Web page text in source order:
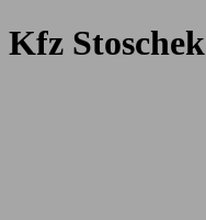
Kfz Stoschek